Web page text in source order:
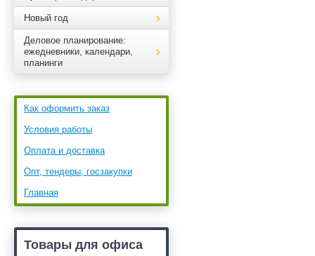
Новый год
Деловое планирование:
ежедневники, календари,
планинги
Как оформить заказ
Условия работы
Оплата и доставка
Опт, тендеры, госзакупки
Главная
Товары для офиса